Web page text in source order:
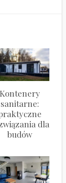
Kontenery
sanitarne:
dla
budów